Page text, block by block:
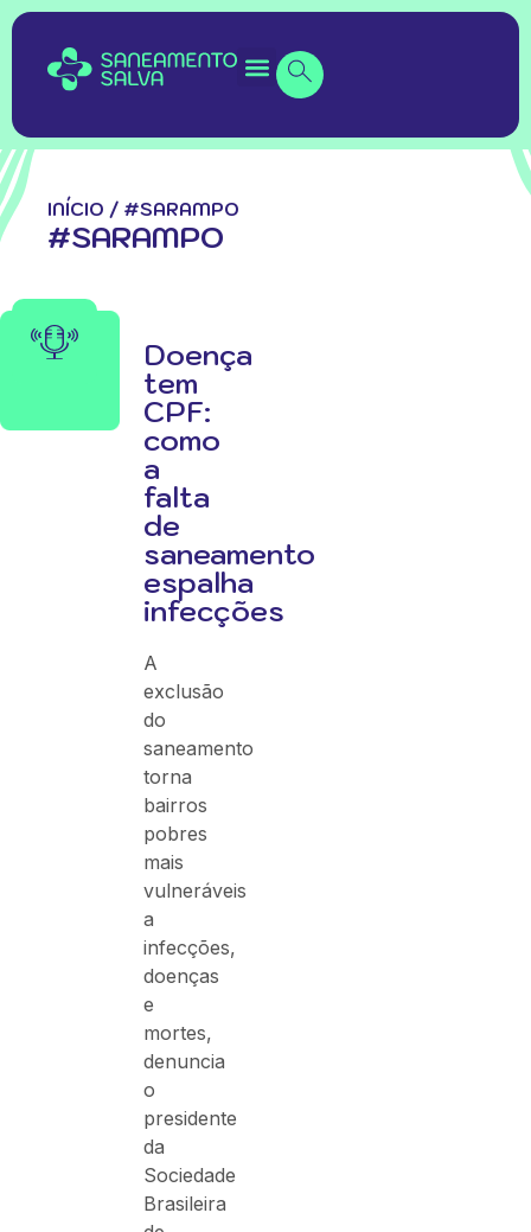
INÍCIO / #SARAMPO
#SARAMPO
Doença
tem
CPF:
como
a
falta
de
saneamento
espalha
infecções
A
exclusão
do
saneamento
torna
bairros
pobres
mais
vulneráveis
a
infecções,
doenças
e
mortes,
denuncia
o
presidente
da
Sociedade
Brasileira